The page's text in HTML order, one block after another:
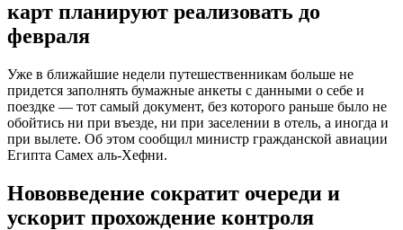
карт планируют реализовать до
февраля
Уже в ближайшие недели путешественникам больше не
придется заполнять бумажные анкеты с данными о себе и
поездке — тот самый документ, без которого раньше было не
обойтись ни при въезде, ни при заселении в отель, а иногда и
при вылете. Об этом сообщил министр гражданской авиации
Египта Самех аль-Хефни.
Нововведение сократит очереди и
ускорит прохождение контроля